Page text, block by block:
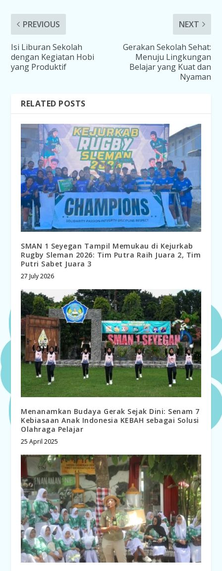
PREVIOUS
Isi Liburan Sekolah
dengan Kegiatan Hobi
yang Produktif
NEXT
Gerakan Sekolah Sehat:
Menuju Lingkungan
Belajar yang Kuat dan
Nyaman
RELATED POSTS
SMAN 1 Seyegan Tampil Memukau di Kejurkab
Rugby Sleman 2026: Tim Putra Raih Juara 2, Tim
Putri Sabet Juara 3
27 July 2026
Menanamkan Budaya Gerak Sejak Dini: Senam 7
Kebiasaan Anak Indonesia KEBAH sebagai Solusi
Olahraga Pelajar
25 April 2025